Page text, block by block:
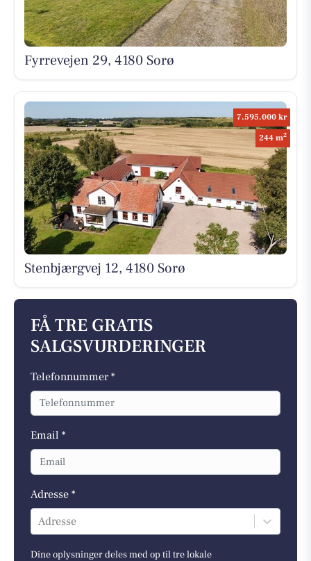
Fyrrevejen 29, 4180 Sorø
7.595.000 kr
244 m2
Stenbjærgvej 12, 4180 Sorø
FÅ TRE GRATIS
SALGSVURDERINGER
Telefonnummer *
Email *
Adresse *
Adresse
Dine oplysninger deles med op til tre lokale